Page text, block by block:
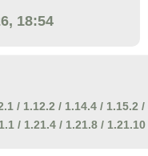
18:54
/ 1.12.2 / 1.14.4 / 1.15.2 /
/ 1.21.4 / 1.21.8 / 1.21.10